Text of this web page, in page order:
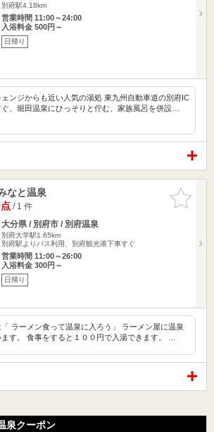
別府駅4.18km
営業時間 11:00～24:00
入浴料金 500円～
日帰り
ェンジからも近い人気の湯処 東九州自動車道の別府IC
、堀田温泉にひっそりと佇む、家族風呂を併設…
お気に入
りに追加
なと温泉
/ 1 件
大分県 / 別府市 / 別府温泉
別府大学駅1.65km
別府駅よりバス利用、別府観光港下車すぐ
営業時間 11:00～26:00
入浴料金 300円～
日帰り
ラーメン食って温泉に入ろう」 ラーメン屋に温泉
す。 食事をすると１００円で入湯できます。 …
泉クーポン